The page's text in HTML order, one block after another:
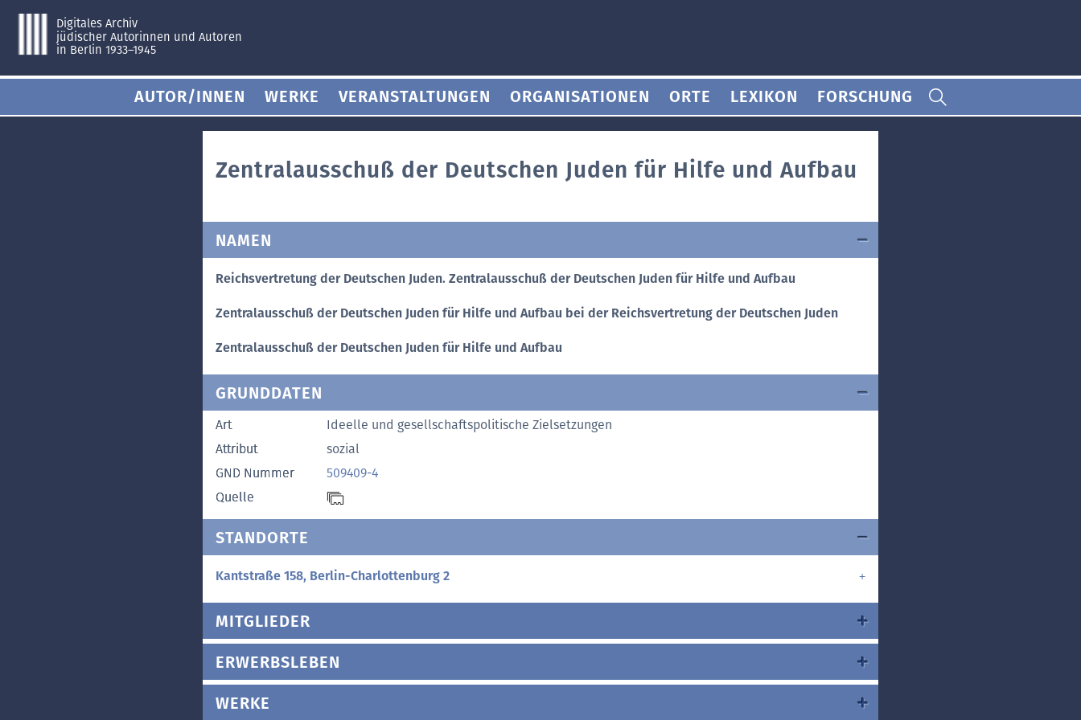
Digitales Archiv
jüdischer Autorinnen und Autoren
in Berlin 1933–1945
AUTOR/INNEN WERKE VERANSTALTUNGEN ORGANISATIONEN ORTE LEXIKON FORSCHUNG
Zentralausschuß der Deutschen Juden für Hilfe und Aufbau
NAMEN
Reichsvertretung der Deutschen Juden. Zentralausschuß der Deutschen Juden für Hilfe und Aufbau
Zentralausschuß der Deutschen Juden für Hilfe und Aufbau bei der Reichsvertretung der Deutschen Juden
Zentralausschuß der Deutschen Juden für Hilfe und Aufbau
GRUNDDATEN
Art
Ideelle und gesellschaftspolitische Zielsetzungen
Attribut
sozial
GND Nummer
509409-4
Quelle
STANDORTE
Kantstraße 158, Berlin-Charlottenburg 2
MITGLIEDER
ERWERBSLEBEN
WERKE